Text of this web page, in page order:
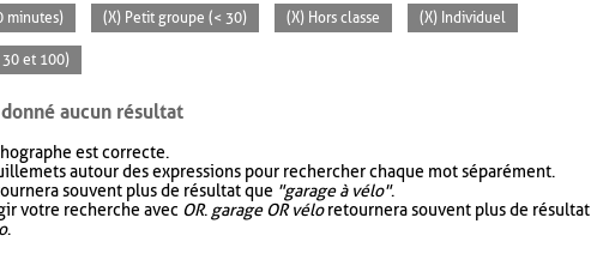
minutes) (X) Petit groupe (< 30) (X) Hors classe (X) Individuel
et 100)
aucun résultat
est correcte.
autour des expressions pour rechercher chaque mot séparément.
souvent plus de résultat que "garage à vélo".
votre recherche avec OR. garage OR véloretournera souvent plus de résultat
.